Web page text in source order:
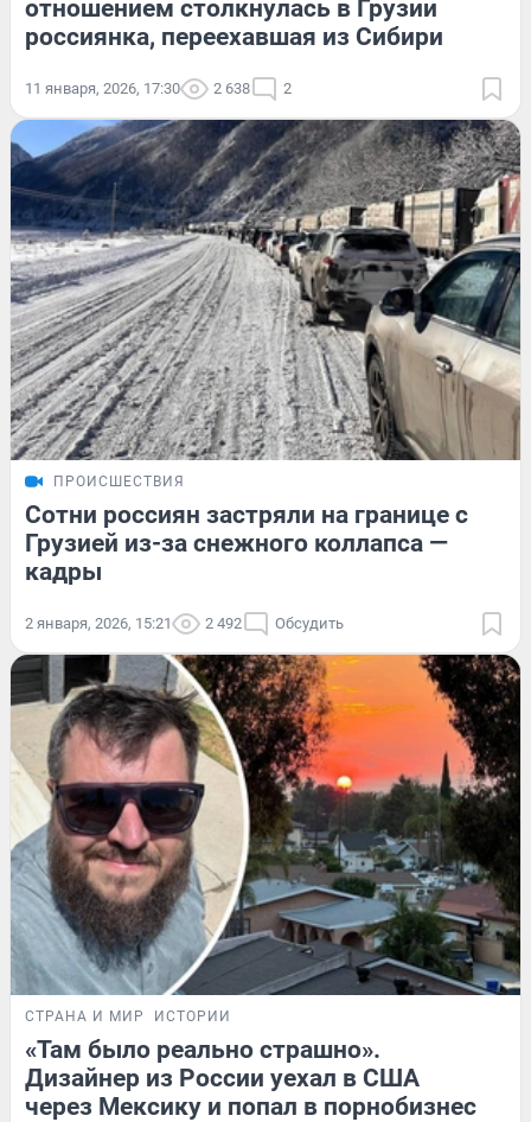
отношением столкнулась в Грузии
россиянка, переехавшая из Сибири
11 января, 2026, 17:30 2 638 2
ПРОИСШЕСТВИЯ
Сотни россиян застряли на границе с
Грузией из-за снежного коллапса —
кадры
2 января, 2026, 15:21 2 492 Обсудить
СТРАНА И МИР ИСТОРИИ
«Там было реально страшно».
Дизайнер из России уехал в США
через Мексику и попал в порнобизнес